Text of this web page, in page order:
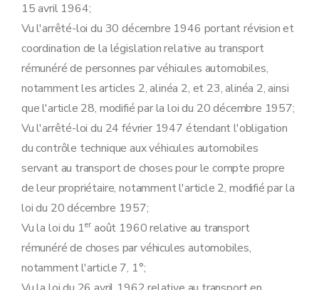
Art. 18
Art. 19
Art. 21
Art. 22
Contrôle technique.
Art. 23
Art. 23bis
Art. 23 ter
Art. 23quater
Art. 23quinquies
Art. 23
sexies
Art. 23septies
Art. 23octies
Art. 23
novies
Art. 23decies
Art. 23undecies
Chapitre 5 Utilisation.
Art. 24
Art. 25
Art. 26
15 avril 1964;
Vu l'arrêté-loi du 30 décembre 1946 portant révision et
coordination de la législation relative au transport
rémunéré de personnes par véhicules automobiles,
notamment les articles 2, alinéa 2, et 23, alinéa 2, ainsi
que l'article 28, modifié par la loi du 20 décembre 1957;
Vu l'arrêté-loi du 24 février 1947 étendant l'obligation
du contrôle technique aux véhicules automobiles
servant au transport de choses pour le compte propre
de leur propriétaire, notamment l'article 2, modifié par la
loi du 20 décembre 1957;
Vu la loi du 1er août 1960 relative au transport
rémunéré de choses par véhicules automobiles,
notamment l'article 7, 1°;